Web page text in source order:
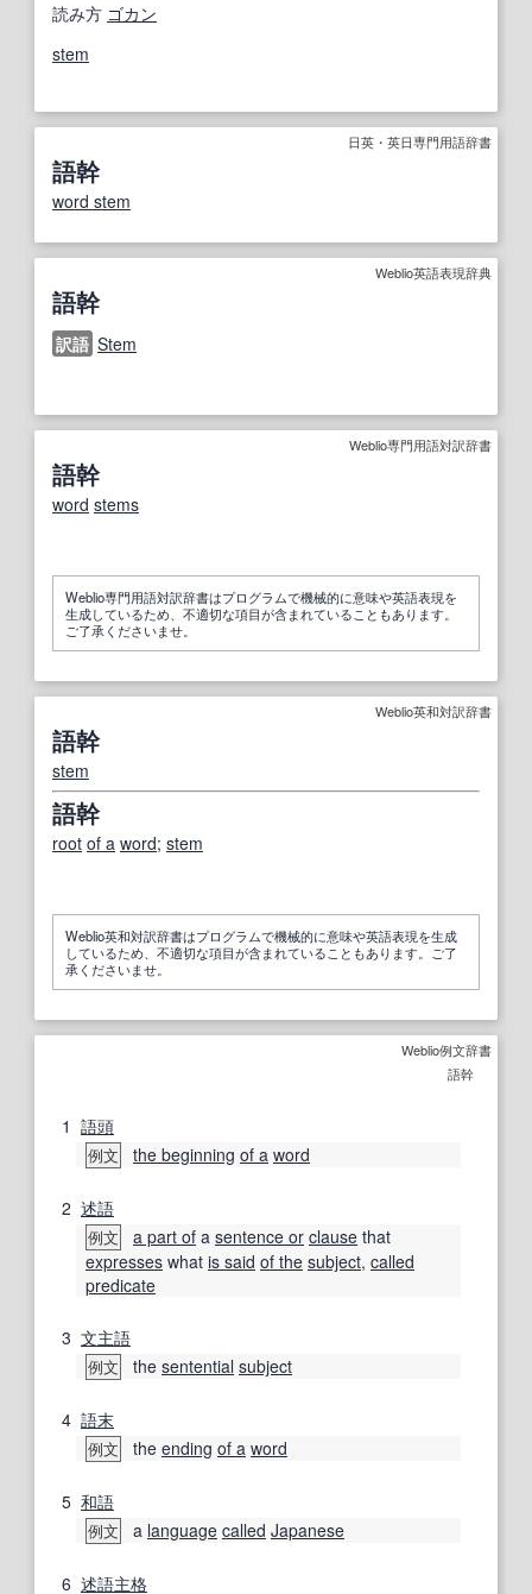
読み方 ゴカン
stem
日英・英日専門用語辞書
語幹
word stem
Weblio英語表現辞典
語幹
訳語 Stem
Weblio専門用語対訳辞書
語幹
word stems
Weblio専門用語対訳辞書はプログラムで機械的に意味や英語表現を
生成しているため、不適切な項目が含まれていることもあります。
ご了承くださいませ。
Weblio英和対訳辞書
語幹
stem
語幹
root of a word; stem
Weblio英和対訳辞書はプログラムで機械的に意味や英語表現を生成
しているため、不適切な項目が含まれていることもあります。ご了
承くださいませ。
Weblio例文辞書
語幹
1 語頭
例文 the beginning of a word
2 述語
例文 a part of a sentence or clause that
expresses what is said of the subject, called
predicate
3 文主語
例文 the sentential subject
4 語末
例文 the ending of a word
5 和語
例文 a language called Japanese
6 述語主格